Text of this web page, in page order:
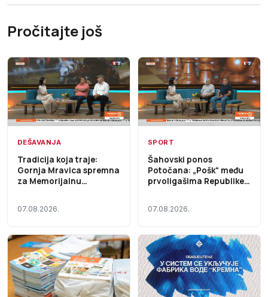
Pročitajte još
DEŠAVANJA
Tradicija koja traje:
Gornja Mravica spremna
za Memorijalnu
07.08.2026.
SPORT
Šahovski ponos
Potočana: „Pošk“ među
prvoligašima Republike
07.08.2026.